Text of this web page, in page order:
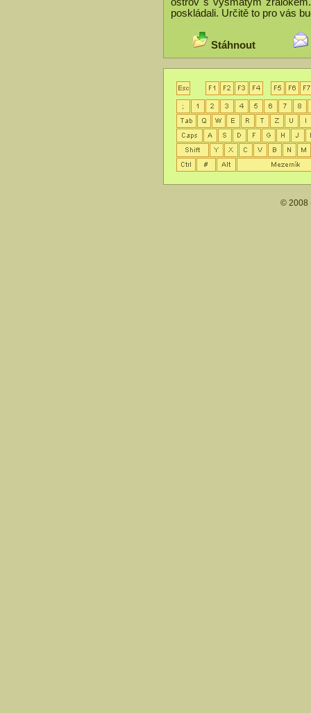
poskládali. Určitě to pro vás
Stáhnout
© 2008